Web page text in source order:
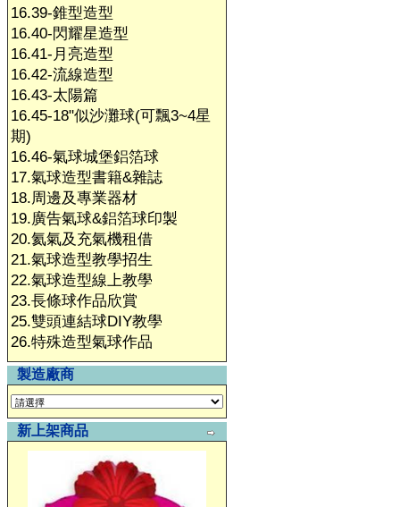
16.39-錐型造型
16.40-閃耀星造型
16.41-月亮造型
16.42-流線造型
16.43-太陽篇
16.45-18"似沙灘球(可飄3~4星
期)
16.46-氣球城堡鋁箔球
17.氣球造型書籍&雜誌
18.周邊及專業器材
19.廣告氣球&鋁箔球印製
20.氦氣及充氣機租借
21.氣球造型教學招生
22.氣球造型線上教學
23.長條球作品欣賞
25.雙頭連結球DIY教學
26.特殊造型氣球作品
製造廠商
新上架商品